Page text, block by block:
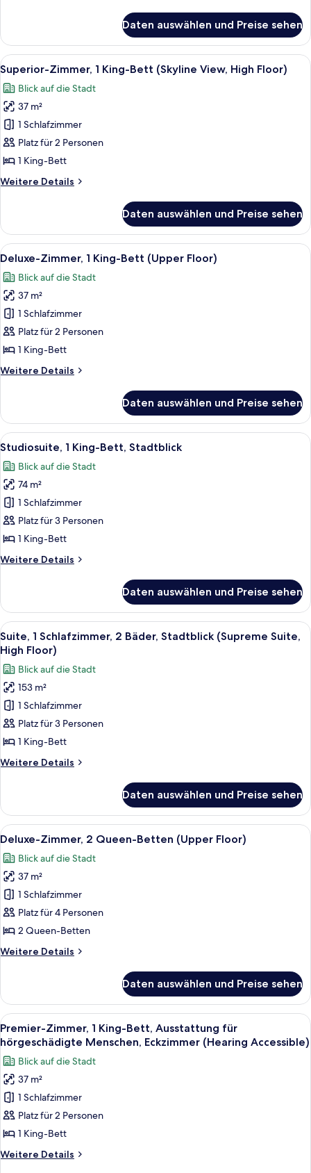
Suite,
Schlafzimmer
Daten auswählen und Preise sehen
Alle
Fotos
für
Superior-
Zimmer,
1 King-
Bett
View,
anzeigen
Ein modernes Hotelzimmer mit Blick
10
Superior-Zimmer, 1 King-Bett (Skyline View, High Floor)
Blick auf die Stadt
37 m²
1 Schlafzimmer
Platz für 2 Personen
1 King-Bett
Weitere Details
Weitere
Zimmer,
1 King-
Bett
View,
High
Floor)
Daten auswählen und Preise sehen
Alle
Fotos
für
Deluxe-
Zimmer,
1 King-
Bett
Floor)
Ein Hotelzimmer mit Bett,
12
Deluxe-Zimmer, 1 King-Bett (Upper Floor)
Blick auf die Stadt
37 m²
1 Schlafzimmer
Platz für 2 Personen
1 King-Bett
Weitere Details
Weitere
Zimmer,
1 King-
Bett
Floor)
Daten auswählen und Preise sehen
Alle
Fotos
für
Studiosuite,
1 King-
Bett,
Stadtblick
Ein modernes Hotelzimmer mit
10
Studiosuite, 1 King-Bett, Stadtblick
Blick auf die Stadt
74 m²
1 Schlafzimmer
Platz für 3 Personen
1 King-Bett
Weitere Details
Weitere
1 King-
Bett,
Stadtblick
Daten auswählen und Preise sehen
Alle
Fotos
für
Suite,
1
Schlafzimmer,
2
Bäder,
Stadtblick
(Supreme
High
Floor)
anzeigen
Eine Dachterrasse mit moderner
12
Suite, 1 Schlafzimmer, 2 Bäder, Stadtblick (Supreme Suite,
High Floor)
Blick auf die Stadt
153 m²
1 Schlafzimmer
Platz für 3 Personen
1 King-Bett
Weitere Details
Weitere
1
Schlafzimmer,
2
Stadtblick
(Supreme
Suite,
High
Floor)
Daten auswählen und Preise sehen
Alle
Fotos
für
Deluxe-
Zimmer,
2 Queen-
Betten
Floor)
Ein Hotelzimmer mit zwei Betten,
8
Deluxe-Zimmer, 2 Queen-Betten (Upper Floor)
Blick auf die Stadt
37 m²
1 Schlafzimmer
Platz für 4 Personen
2 Queen-Betten
Weitere Details
Weitere
Zimmer,
2 Queen-
Betten
(Upper
Floor)
Daten auswählen und Preise sehen
Alle
Fotos
für
Premier-
Zimmer,
1 King-
Bett,
Ausstattung
für
hörgeschädigte
Ein Hotelzimmer mit einem großen
9
Premier-Zimmer, 1 King-Bett, Ausstattung für
hörgeschädigte Menschen, Eckzimmer (Hearing Accessible)
Blick auf die Stadt
37 m²
1 Schlafzimmer
Platz für 2 Personen
1 King-Bett
Weitere Details
Weitere